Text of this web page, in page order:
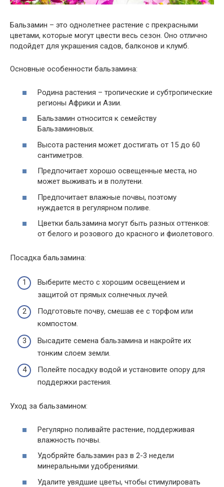
Бальзамин – это однолетнее растение с прекрасными
цветами, которые могут цвести весь сезон. Оно отлично
подойдет для украшения садов, балконов и клумб.
Основные особенности бальзамина:
Родина растения – тропические и субтропические
регионы Африки и Азии.
Бальзамин относится к семейству
Бальзаминовых.
Высота растения может достигать от 15 до 60
сантиметров.
Предпочитает хорошо освещенные места, но
может выживать и в полутени.
Предпочитает влажные почвы, поэтому
нуждается в регулярном поливе.
Цветки бальзамина могут быть разных оттенков:
от белого и розового до красного и фиолетового.
Посадка бальзамина:
Выберите место с хорошим освещением и
защитой от прямых солнечных лучей.
Подготовьте почву, смешав ее с торфом или
компостом.
Высадите семена бальзамина и накройте их
тонким слоем земли.
Полейте посадку водой и установите опору для
поддержки растения.
Уход за бальзамином:
Регулярно поливайте растение, поддерживая
влажность почвы.
Удобряйте бальзамин раз в 2-3 недели
минеральными удобрениями.
Удалите увядшие цветы, чтобы стимулировать